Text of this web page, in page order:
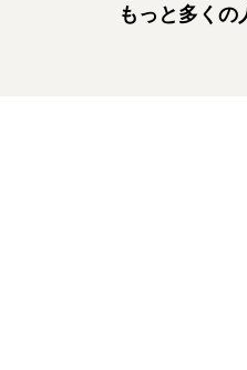
もっと多くの